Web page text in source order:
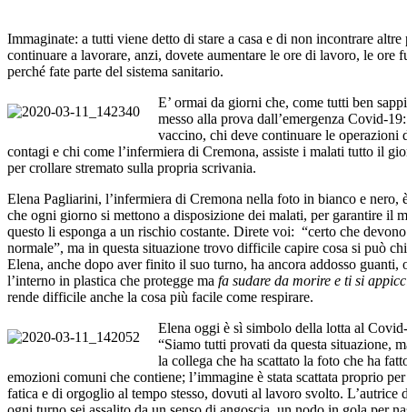
Immaginate: a tutti viene detto di stare a casa e di non incontrare
continuare a lavorare, anzi, dovete aumentare le ore di lavoro, le ore
perché fate parte del sistema sanitario.
E’ ormai da giorni che, come tutti ben
messo alla prova dall’emergenza Covid-
vaccino, chi deve continuare le operazioni
contagi e chi come l’infermiera di Cremona, assiste i malati tutto il
per crollare stremato sulla propria scrivania.
Elena Pagliarini, l’infermiera di Cremona nella foto in bianco e nero,
che ogni giorno si mettono a disposizione dei malati, per garantire il
questo li esponga a un rischio costante. Direte voi: “certo che
normale”, ma in questa situazione trovo difficile capire cosa si può
Elena, anche dopo aver finito il suo turno, ha ancora addosso
l’interno in plastica che protegge ma fa sudare da morire e ti si
rende difficile anche la cosa più facile come respirare.
Elena oggi è sì simbolo della lotta al
“Siamo tutti provati da questa situazione,
la collega che ha scattato la foto che ha
emozioni comuni che contiene; l’immagine è stata scattata proprio
fatica e di orgoglio al tempo stesso, dovuti al lavoro svolto.